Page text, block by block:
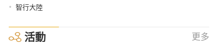
• 智行大陸
活動 更多